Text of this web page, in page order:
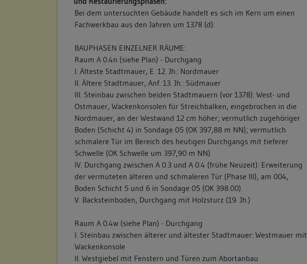
Bei dem untersuchten Gebäude handelt es sich im Kern um einen
Fachwerkbau aus den Jahren um 1378 (d).
BAUPHASEN EINZELNER RÄUME:
Raum A 0.4n (siehe Plan) - Durchgang
I. Älteste Stadtmauer, E. 12. Jh.: Nordmauer
II. Ältere Stadtmauer, Anf. 13. Jh.: Südmauer
III. Steinbau zwischen beiden Stadtmauern (vor 1378): West- und
Ostmauer, Wackenkonsolen für Streichbalken, eingebrochen in die
Nordmauer, an der Westwand 12 cm höher; vermutlich zugehöriger
Boden (Schicht 4) in Sondage 05 (OK 397,88 m NN); vermutlich
schmalere Tür im Bereich des heutigen Durchgangs mit tieferer
Schwelle (OK Schwelle um 397,90 m NN)
IV. Durchgang zwischen A 0.3 und A 0.4 (frühe Neuzeit): Erweiterung
der vermuteten älteren und schmaleren Tür (Phase III), am 004,
Boden Schicht 5 und 6 in Sondage 05 (OK 398.00)
V. Backsteinboden, Durchgang mit Holzsturz (19. Jh.)
Raum A 0.4w (siehe Plan) - Durchgang
I. Steinbau zwischen älterer und ältester Stadtmauer: Westmauer mit
Wackenkonsole
II. Westgiebel mit Fenstern und Türen zum Abortanbau